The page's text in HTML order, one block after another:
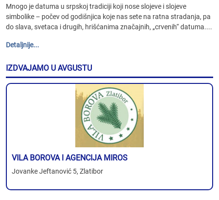
Mnogo je datuma u srpskoj tradiciji koji nose slojeve i slojeve
simbolike – počev od godišnjica koje nas sete na ratna stradanja, pa
do slava, svetaca i drugih, hrišćanima značajnih, „crvenih“ datuma....
Detaljnije...
IZDVAJAMO U AVGUSTU
VILA BOROVA I AGENCIJA MIROS
Jovanke Jeftanović 5, Zlatibor